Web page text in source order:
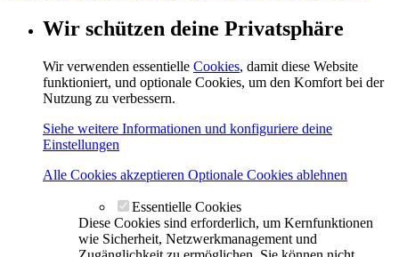
Wir schützen deine Privatsphäre
Wir verwenden essentielle Cookies, damit diese Website
funktioniert, und optionale Cookies, um den Komfort bei der
Nutzung zu verbessern.
Siehe weitere Informationen und konfiguriere deine
Einstellungen
Alle Cookies akzeptieren Optionale Cookies ablehnen
Essentielle Cookies
Diese Cookies sind erforderlich, um Kernfunktionen
wie Sicherheit, Netzwerkmanagement und